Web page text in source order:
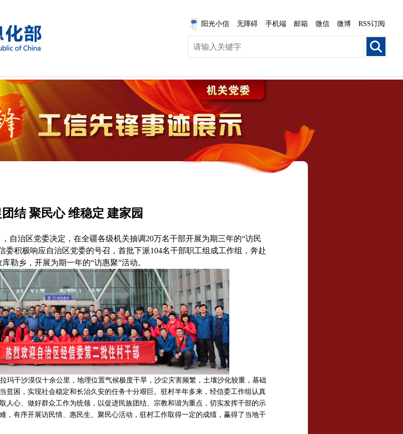
阳光小信 无障碍 手机端 邮箱 微信 微博 RSS订阅
结 聚民心 维稳定 建家园
，自治区党委决定，在全疆各级机关抽调20万名干部开展为期三年的“访民
委积极响应自治区党委的号召，首批下派104名干部职工组成工作组，奔赴
勒乡，开展为期一年的“访惠聚”活动。
玛干沙漠仅十余公里，地理位置气候极度干旱，沙尘灾害频繁，土壤沙化较重，基础
贫困，实现社会稳定和长治久安的任务十分艰巨。驻村半年多来，经信委工作组认真
人心、做好群众工作为统领，以促进民族团结、宗教和谐为重点，切实发挥干部的示
，有序开展访民情、惠民生、聚民心活动，驻村工作取得一定的成绩，赢得了当地干